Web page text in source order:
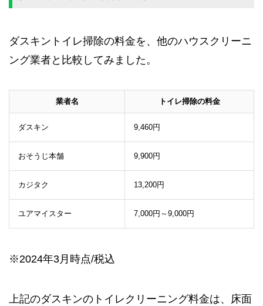
ダスキントイレ掃除の料金を、他のハウスクリーニ
ング業者と比較してみました。
業者名 トイレ掃除の料金
ダスキン 9,460円
おそうじ本舗 9,900円
カジタク 13,200円
ユアマイスター 7,000円～9,000円
※2024年3月時点/税込
上記のダスキンのトイレクリーニング料金は、床面